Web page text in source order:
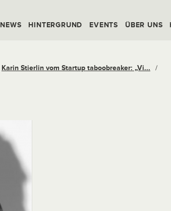
NEWS HINTERGRUND EVENTS ÜBER UNS
Karin Stierlin vom Startup taboobreaker: „Vi... /